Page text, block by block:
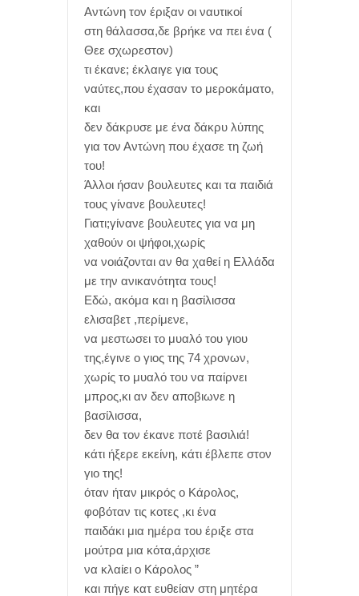
Αντώνη τον έριξαν οι ναυτικοί
στη θάλασσα,δε βρήκε να πει ένα (
Θεε σχωρεστον)
τι έκανε; έκλαιγε για τους
ναύτες,που έχασαν το μεροκάματο,
και
δεν δάκρυσε με ένα δάκρυ λύπης
για τον Αντώνη που έχασε τη ζωή
του!
Άλλοι ήσαν βουλευτες και τα παιδιά
τους γίνανε βουλευτες!
Γιατι;γίνανε βουλευτες για να μη
χαθούν οι ψήφοι,χωρίς
να νοιάζονται αν θα χαθεί η Ελλάδα
με την ανικανότητα τους!
Εδώ, ακόμα και η βασίλισσα
ελισαβετ ,περίμενε,
να μεστωσει το μυαλό του γιου
της,έγινε ο γιος της 74 χρονων,
χωρίς το μυαλό του να παίρνει
μπρος,κι αν δεν αποβιωνε η
βασίλισσα,
δεν θα τον έκανε ποτέ βασιλιά!
κάτι ήξερε εκείνη, κάτι έβλεπε στον
γιο της!
όταν ήταν μικρός ο Κάρολος,
φοβόταν τις κοτες ,κι ένα
παιδάκι μια ημέρα του έριξε στα
μούτρα μια κότα,άρχισε
να κλαίει ο Κάρολος ”
και πήγε κατ ευθείαν στη μητέρα